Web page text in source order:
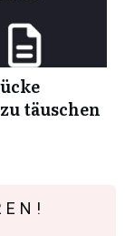
täuschen